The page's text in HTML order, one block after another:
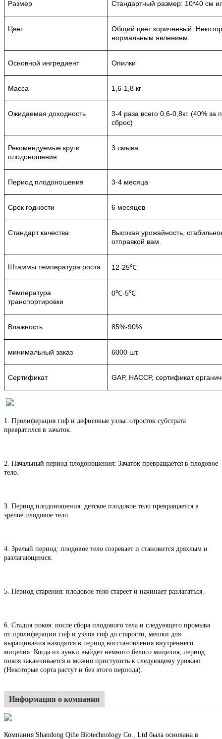
Размер Стандартный размер: 10*40 см
Цвет
Общий цвет коричневый.
нормальным явлением.
Основной ингредиент Опилки
Масса 1,6-1,8 кг
Ожидаемая доходность
3-4 раза всего 0,6-0,8кг. (40% за
сброс)
Рекомендуемые круги
плодоношения
3 смыва
Период плодоношения 3-4 месяца
Срок годности 6 месяцев
Стандарт качества
Высокая урожайность,
отправкой вам.
Штаммы температура роста 12-25℃
Температура
транспортировки
0℃-5℃
Влажность 85%-90%
минимальный заказ 6000 шт.
Сертификат GAP, HACCP, сертификат
1. Пролиферация гиф и дефисовые узлы: отросток субстрата
превратился в зачаток.
2. Начальный период плодоношения: Зачаток превращается в плодовое
тело.
3. Период плодоношения: детское плодовое тело превращается в
зрелое плодовое тело.
4. Зрелый период: плодовое тело созревает и становится дряхлым и
разлагающимся.
5. Период старения: плодовое тело стареет и начинает разлагаться.
6. Стадия покоя: после сбора плодового тела и следующего промыва
от пролиферации гиф и узлов гиф до старости, мешки для
выращивания находятся в период восстановления внутреннего
мицелия. Когда из лунки выйдет немного белого мицелия, период
покоя заканчивается и можно приступить к следующему урожаю.
(Некоторые сорта растут и без этого периода).
Информация о компании
Компания Shandong Qihe Biotechnology Co., Ltd была основана в